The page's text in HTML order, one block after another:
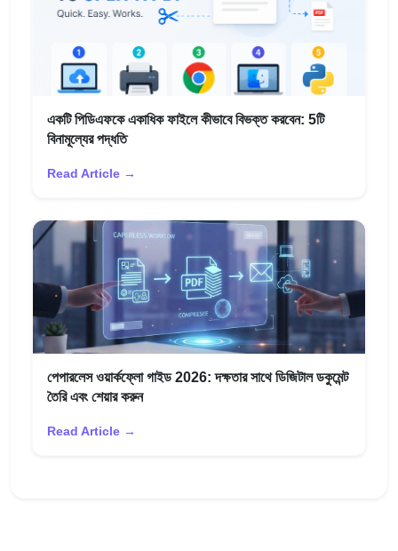
একটি পিডিএফকে একাধিক ফাইলে কীভাবে বিভক্ত করবেন: 5টি
বিনামূল্যের পদ্ধতি
Read Article →
পেপারলেস ওয়ার্কফ্লো গাইড 2026: দক্ষতার সাথে ডিজিটাল ডকুমেন্ট
তৈরি এবং শেয়ার করুন
Read Article →